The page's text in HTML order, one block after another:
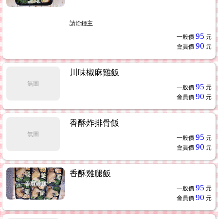
請洽鍾主
一般價 95 元
會員價 90 元
無圖
川味椒麻雞飯
一般價 95 元
會員價 90 元
無圖
香酥炸排骨飯
一般價 95 元
會員價 90 元
香酥雞腿飯
一般價 95 元
會員價 90 元